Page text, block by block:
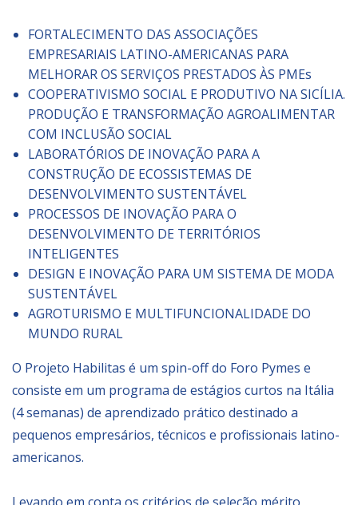
Áudio
Vídeo
BIBLIOTECA
Catálogo
Publicações
OPORTUNIDADES
Alta Formação
Bolsas de estudo
Editais
Fornecedores credenciados
Para as empresas
Contratos/Acordos/Grant
NEWSLETTER
FORTALECIMENTO DAS ASSOCIAÇÕES
EMPRESARIAIS LATINO-AMERICANAS PARA
MELHORAR OS SERVIÇOS PRESTADOS ÀS PMEs
COOPERATIVISMO SOCIAL E PRODUTIVO NA SICÍLIA.
PRODUÇÃO E TRANSFORMAÇÃO AGROALIMENTAR
COM INCLUSÃO SOCIAL
LABORATÓRIOS DE INOVAÇÃO PARA A
CONSTRUÇÃO DE ECOSSISTEMAS DE
DESENVOLVIMENTO SUSTENTÁVEL
PROCESSOS DE INOVAÇÃO PARA O
DESENVOLVIMENTO DE TERRITÓRIOS
INTELIGENTES
DESIGN E INOVAÇÃO PARA UM SISTEMA DE MODA
SUSTENTÁVEL
AGROTURISMO E MULTIFUNCIONALIDADE DO
MUNDO RURAL
O Projeto Habilitas é um spin-off do Foro Pymes e
consiste em um programa de estágios curtos na Itália
(4 semanas) de aprendizado prático destinado a
pequenos empresários, técnicos e profissionais latino-
americanos.